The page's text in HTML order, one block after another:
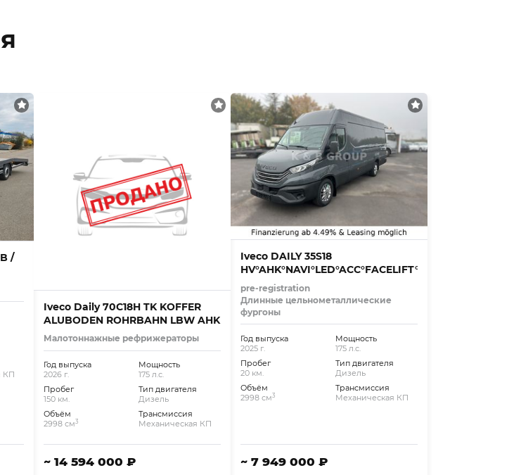
/
КП
Iveco Daily 70C18H TK KOFFER
ALUBODEN ROHRBAHN LBW AHK
Малотоннажные рефрижераторы
Год выпуска
2026 г.
Пробег
150 км.
Объём
2998 см3
Мощность
175 л.с.
Тип двигателя
Дизель
Трансмиссия
Механическая КП
~ 14 594 000 ₽
Iveco DAILY 35S18
HV°AHK°NAVI°LED°ACC°FACELIFT°L5/H2°
pre-registration
Длинные цельнометаллические
фургоны
Год выпуска
2025 г.
Пробег
20 км.
Объём
2998 см3
Мощность
175 л.с.
Тип двигателя
Дизель
Трансмиссия
Механическая КП
~ 7 949 000 ₽